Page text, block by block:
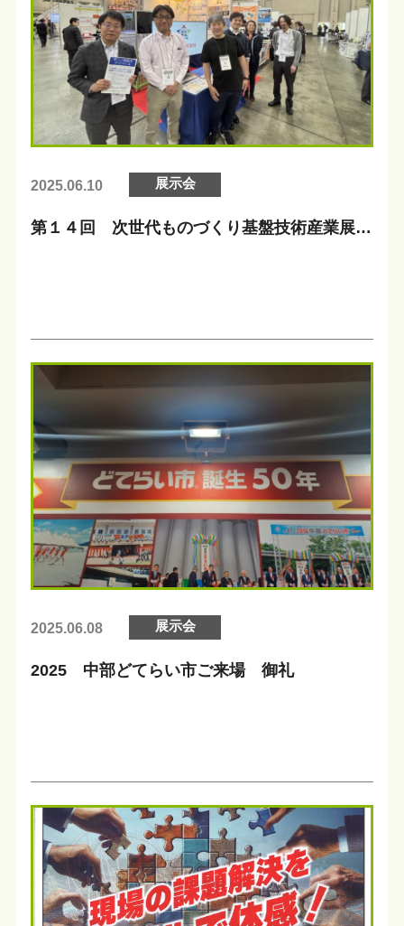
2025.06.10 展示会
第１４回 次世代ものづくり基盤技術産業展に
2025.06.08 展示会
2025 中部どてらい市ご来場 御礼